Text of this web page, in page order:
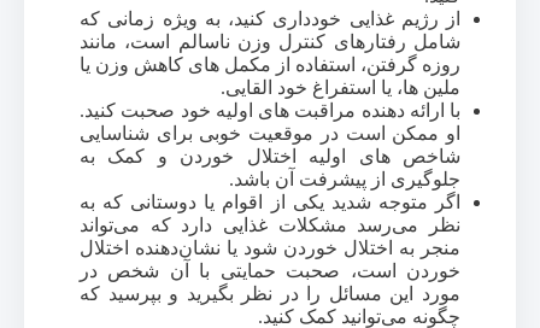
از رژیم غذایی خودداری کنید، به ویژه زمانی که
شامل رفتارهای کنترل وزن ناسالم است، مانند
روزه گرفتن، استفاده از مکمل های کاهش وزن یا
ملین ها، یا استفراغ خود القایی.
با ارائه دهنده مراقبت های اولیه خود صحبت کنید.
او ممکن است در موقعیت خوبی برای شناسایی
شاخص های اولیه اختلال خوردن و کمک به
جلوگیری از پیشرفت آن باشد.
اگر متوجه شدید یکی از اقوام یا دوستانی که به
نظر می‌رسد مشکلات غذایی دارد که می‌تواند
منجر به اختلال خوردن شود یا نشان‌دهنده اختلال
خوردن است، صحبت حمایتی با آن شخص در
مورد این مسائل را در نظر بگیرید و بپرسید که
چگونه می‌توانید کمک کنید.